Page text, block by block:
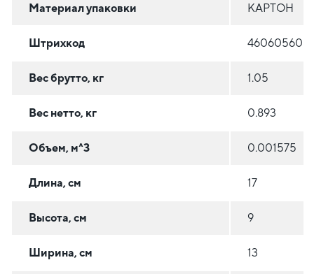
Материал упаковки КАРТОН
Штрихкод
Вес брутто, кг 1.05
Вес нетто, кг 0.893
Объем, м^3 0.001575
Длина, см 17
Высота, см 9
Ширина, см 13